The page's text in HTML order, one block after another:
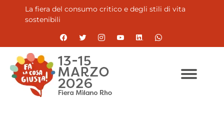
La fiera del consumo critico e degli stili di vita
sostenibili